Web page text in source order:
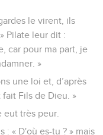
le virent, ils
Pilate leur dit :
car pour ma part, je
»
une loi et, d’après
Fils de Dieu. »
très peur.
: « D'où es-tu ? » mais